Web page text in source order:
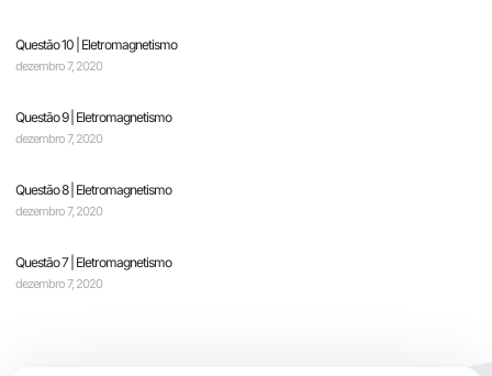
Questão 10 | Eletromagnetismo
dezembro 7, 2020
Questão 9 | Eletromagnetismo
dezembro 7, 2020
Questão 8 | Eletromagnetismo
dezembro 7, 2020
Questão 7 | Eletromagnetismo
dezembro 7, 2020